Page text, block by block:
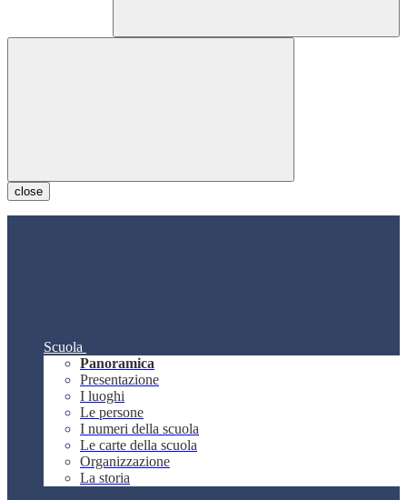
close
Scuola
Panoramica
Presentazione
I luoghi
Le persone
I numeri della scuola
Le carte della scuola
Organizzazione
La storia